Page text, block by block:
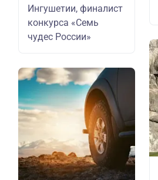
Ингушетии, финалист
конкурса «Семь
чудес России»